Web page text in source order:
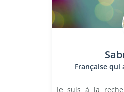
Française
Je suis à la